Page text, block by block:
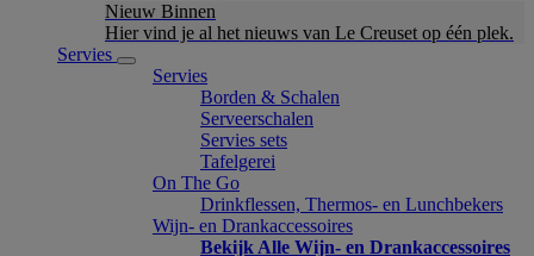
Nieuw Binnen
Hier vind je al het nieuws van Le Creuset op één plek.
Servies
Servies
Borden & Schalen
Serveerschalen
Servies sets
Tafelgerei
On The Go
Drinkflessen, Thermos- en Lunchbekers
Wijn- en Drankaccessoires
Bekijk Alle Wijn- en Drankaccessoires